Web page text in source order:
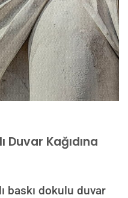
Duvar Kağıdına
dokulu duvar